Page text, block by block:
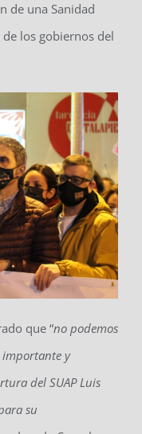
de una Sanidad
los gobiernos del
que “no podemos
importante y
del SUAP Luis
su